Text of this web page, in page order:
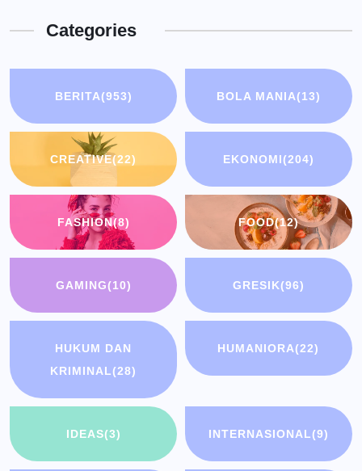
Categories
BERITA(953) BOLA MANIA(13)
CREATIVE(22) EKONOMI(204)
FASHION(8) FOOD(12)
GAMING(10) GRESIK(96)
HUKUM DAN
KRIMINAL(28)
HUMANIORA(22)
IDEAS(3) INTERNASIONAL(9)